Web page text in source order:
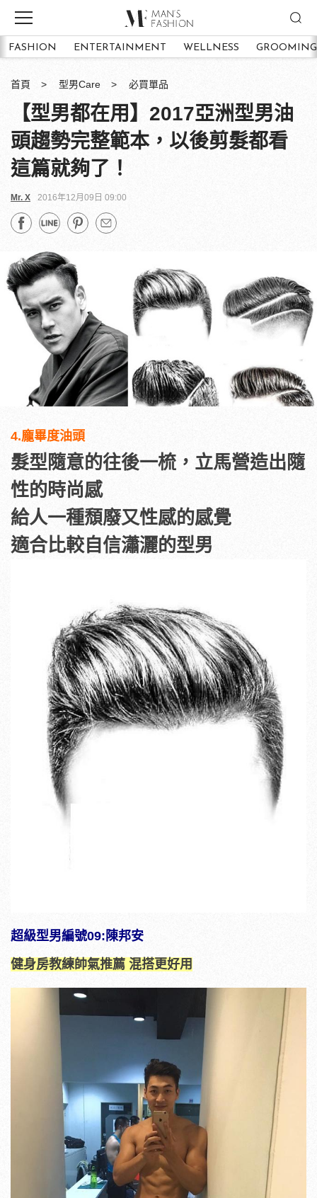
FASHION ENTERTAINMENT WELLNESS GROOMING
首頁 型男Care 必買單品
【型男都在用】2017亞洲型男油
頭趨勢完整範本，以後剪髮都看
這篇就夠了！
Mr. X 2016年12月09日 09:00
4.龐畢度油頭
髮型隨意的往後一梳，立馬營造出隨
性的時尚感
給人一種頹廢又性感的感覺
適合比較自信瀟灑的型男
超級型男編號09:陳邦安
健身房教練帥氣推薦 混搭更好用